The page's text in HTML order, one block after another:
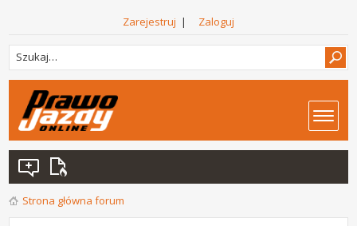
Zarejestruj | Zaloguj
Strona główna forum